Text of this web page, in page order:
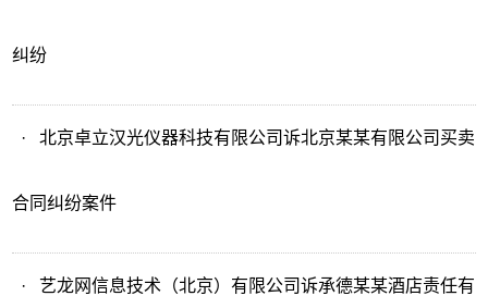
纠纷
·北京卓立汉光仪器科技有限公司诉北京某某有限公司买卖
合同纠纷案件
· 艺龙网信息技术（北京）有限公司诉承德某某酒店责任有